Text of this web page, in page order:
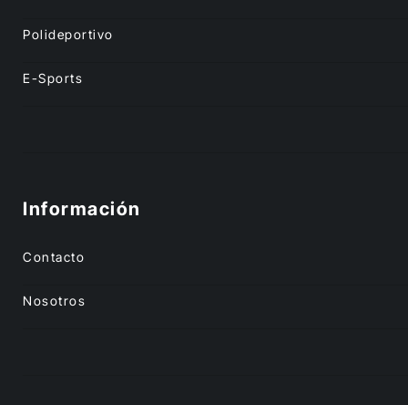
Polideportivo
E-Sports
Información
Contacto
Nosotros